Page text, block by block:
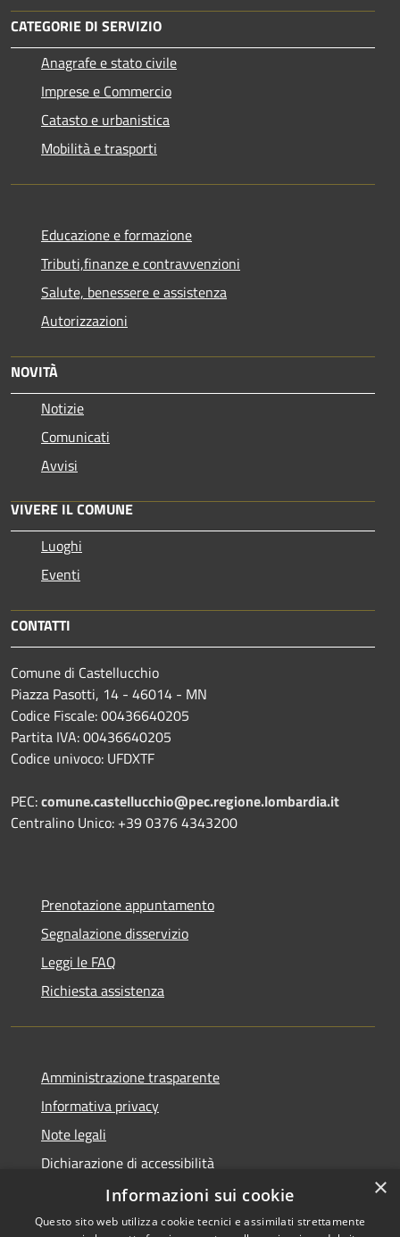
CATEGORIE DI SERVIZIO
Anagrafe e stato civile
Imprese e Commercio
Catasto e urbanistica
Mobilità e trasporti
Educazione e formazione
Tributi,finanze e contravvenzioni
Salute, benessere e assistenza
Autorizzazioni
NOVITÀ
Notizie
Comunicati
Avvisi
VIVERE IL COMUNE
Luoghi
Eventi
CONTATTI
Comune di Castellucchio
Piazza Pasotti, 14 - 46014 - MN
Codice Fiscale: 00436640205
Partita IVA: 00436640205
Codice univoco: UFDXTF
PEC:comune.castellucchio@pec.regione.lombardia.it
Centralino Unico: +39 0376 4343200
Prenotazione appuntamento
Segnalazione disservizio
Leggi le FAQ
Richiesta assistenza
Amministrazione trasparente
Informativa privacy
Note legali
Dichiarazione di accessibilità
Obiettivi di accessibilità
×
Informazioni sui cookie
Questo sito web utilizza cookie tecnici e assimilati strettamente